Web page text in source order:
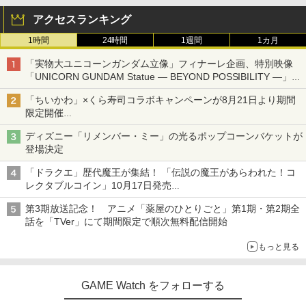
アクセスランキング
1時間 24時間 1週間 1カ月
「実物大ユニコーンガンダム立像」フィナーレ企画、特別映像
「UNICORN GUNDAM Statue ― BEYOND POSSIBILITY ―」が
8月22日から10日間限定で上映
「ちいかわ」×くら寿司コラボキャンペーンが8月21日より期間
限定開催
オリジナルの湯呑みや寿司皿が景品に登場！
ディズニー「リメンバー・ミー」の光るポップコーンバケットが
登場決定
「ドラクエ」歴代魔王が集結！ 「伝説の魔王があらわれた！コ
レクタブルコイン」10月17日発売
スクエニ・e-STOREで予約受付中
第3期放送記念！ アニメ「薬屋のひとりごと」第1期・第2期全
話を「TVer」にて期間限定で順次無料配信開始
もっと見る
GAME Watch をフォローする